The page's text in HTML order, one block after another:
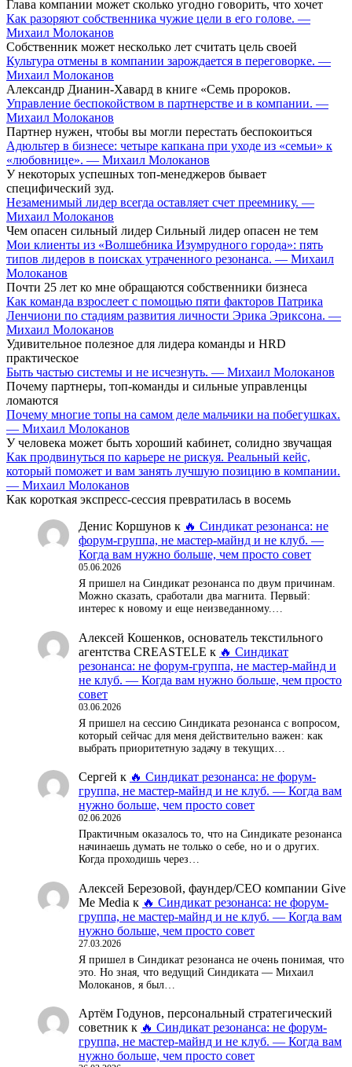
Глава компании может сколько угодно говорить, что хочет
Как разоряют собственника чужие цели в его голове. —
Михаил Молоканов
Собственник может несколько лет считать цель своей
Культура отмены в компании зарождается в переговорке. —
Михаил Молоканов
Александр Дианин-Хавард в книге «Семь пророков.
Управление беспокойством в партнерстве и в компании. —
Михаил Молоканов
Партнер нужен, чтобы вы могли перестать беспокоиться
Адюльтер в бизнесе: четыре капкана при уходе из «семьи» к
«любовнице». — Михаил Молоканов
У некоторых успешных топ-менеджеров бывает
специфический зуд.
Незаменимый лидер всегда оставляет счет преемнику. —
Михаил Молоканов
Чем опасен сильный лидер Сильный лидер опасен не тем
Мои клиенты из «Волшебника Изумрудного города»: пять
типов лидеров в поисках утраченного резонанса. — Михаил
Молоканов
Почти 25 лет ко мне обращаются собственники бизнеса
Как команда взрослеет с помощью пяти факторов Патрика
Ленчиони по стадиям развития личности Эрика Эриксона. —
Михаил Молоканов
Удивительное полезное для лидера команды и HRD
практическое
Быть частью системы и не исчезнуть. — Михаил Молоканов
Почему партнеры, топ-команды и сильные управленцы
ломаются
Почему многие топы на самом деле мальчики на побегушках.
— Михаил Молоканов
У человека может быть хороший кабинет, солидно звучащая
Как продвинуться по карьере не рискуя. Реальный кейс,
который поможет и вам занять лучшую позицию в компании.
— Михаил Молоканов
Как короткая экспресс-сессия превратилась в восемь
Денис Коршунов к 🔥 Синдикат резонанса: не
форум-группа, не мастер-майнд и не клуб. —
Когда вам нужно больше, чем просто совет
05.06.2026
Я пришел на Синдикат резонанса по двум причинам.
Можно сказать, сработали два магнита. Первый:
интерес к новому и еще неизведанному.…
Алексей Кошенков, основатель текстильного
агентства CREASTELE к 🔥 Синдикат
резонанса: не форум-группа, не мастер-майнд и
не клуб. — Когда вам нужно больше, чем просто
совет
03.06.2026
Я пришел на сессию Синдиката резонанса с вопросом,
который сейчас для меня действительно важен: как
выбрать приоритетную задачу в текущих…
Сергей к 🔥 Синдикат резонанса: не форум-
группа, не мастер-майнд и не клуб. — Когда вам
нужно больше, чем просто совет
02.06.2026
Практичным оказалось то, что на Синдикате резонанса
начинаешь думать не только о себе, но и о других.
Когда проходишь через…
Алексей Березовой, фаундер/СЕО компании Give
Me Media к 🔥 Синдикат резонанса: не форум-
группа, не мастер-майнд и не клуб. — Когда вам
нужно больше, чем просто совет
27.03.2026
Я пришел в Синдикат резонанса не очень понимая, что
это. Но зная, что ведущий Синдиката — Михаил
Молоканов, я был…
Артём Годунов, персональный стратегический
советник к 🔥 Синдикат резонанса: не форум-
группа, не мастер-майнд и не клуб. — Когда вам
нужно больше, чем просто совет